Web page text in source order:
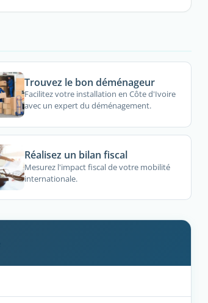
Trouvez le bon déménageur
Facilitez votre installation en Côte d'Ivoire
avec un expert du déménagement.
Réalisez un bilan fiscal
Mesurez l'impact fiscal de votre mobilité
internationale.